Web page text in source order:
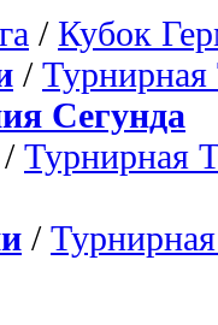
/ Кубок
/ Турнирная
Сегунда
/ Турнирная
/